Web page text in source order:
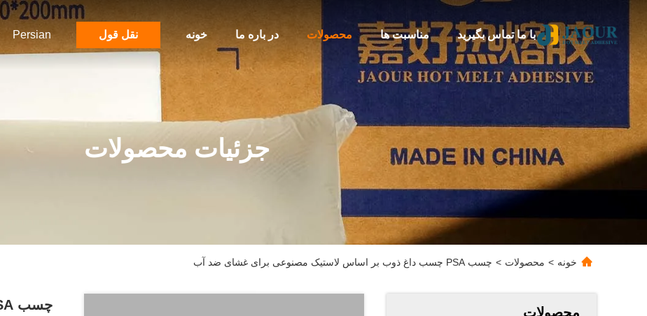
خونه در باره ما محصولات مناسبت ها با ما تماس بگیرید نقل قول Persian
جزئیات محصولات
خونه > محصولات > چسب PSA چسب داغ ذوب بر اساس لاستیک مصنوعی برای غشای ضد آب
محصولات